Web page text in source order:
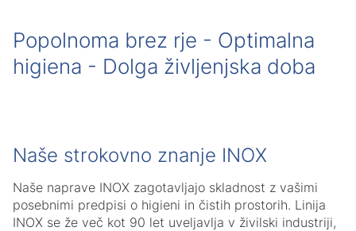
Popolnoma brez rje - Optimalna
higiena - Dolga življenjska doba
Naše strokovno znanje INOX
Naše naprave INOX zagotavljajo skladnost z vašimi
posebnimi predpisi o higieni in čistih prostorih. Linija
INOX se že več kot 90 let uveljavlja v živilski industriji,